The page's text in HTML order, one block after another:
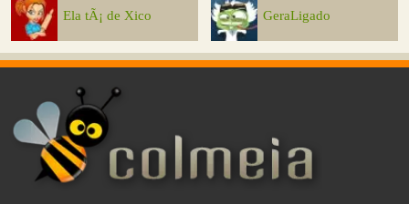
Ela tÃ¡ de Xico GeraLigado